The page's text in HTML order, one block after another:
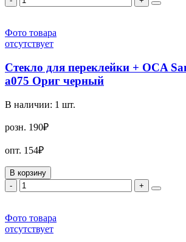
Фото товара
отсутствует
Стекло для переклейки + OCA
a075 Ориг черный
В наличии: 1 шт.
розн. 190₽
опт. 154₽
В корзину
-
+
Фото товара
отсутствует